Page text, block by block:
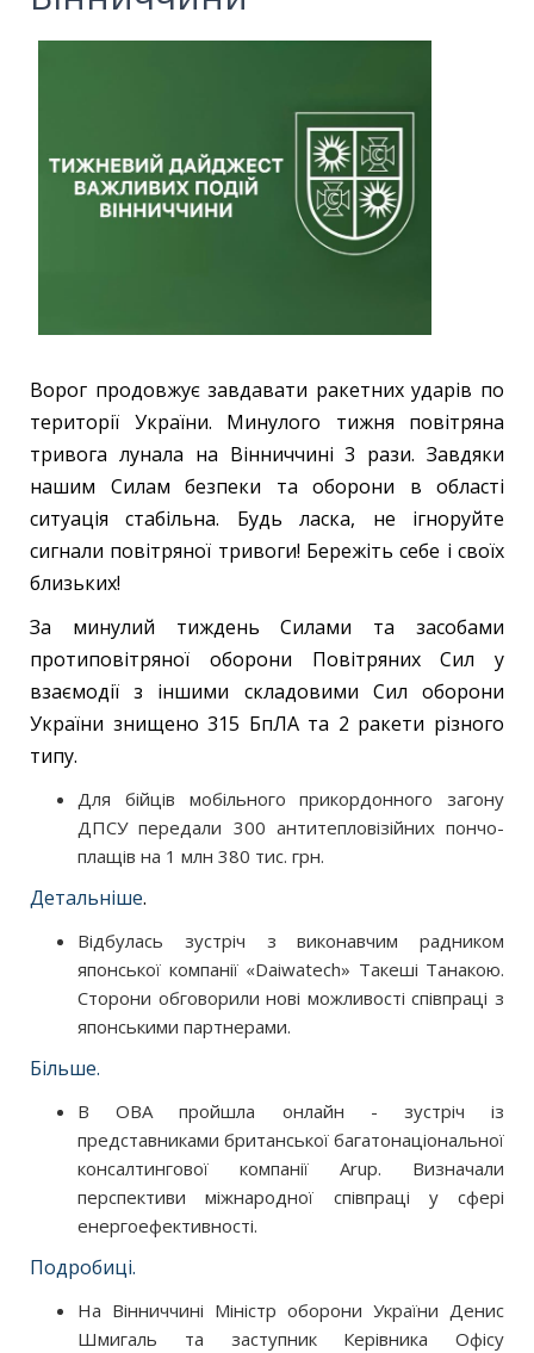
Ворог продовжує завдавати ракетних ударів по
території України. Минулого тижня повітряна
тривога лунала на Вінниччині 3 рази. Завдяки
нашим Силам безпеки та оборони в області
ситуація стабільна. Будь ласка, не ігноруйте
сигнали повітряної тривоги! Бережіть себе і своїх
близьких!
За минулий тиждень Силами та засобами
протиповітряної оборони Повітряних Сил у
взаємодії з іншими складовими Сил оборони
України знищено 315 БпЛА та 2 ракети різного
типу.
Для бійців мобільного прикордонного загону
ДПСУ передали 300 антитепловізійних пончо-
плащів на 1 млн 380 тис. грн.
Детальніше.
Відбулась зустріч з виконавчим радником
японської компанії «Daiwatech» Такеші Танакою.
Сторони обговорили нові можливості співпраці з
японськими партнерами.
Більше.
В ОВА пройшла онлайн - зустріч із
представниками британської багатонаціональної
консалтингової компанії Arup. Визначали
перспективи міжнародної співпраці у сфері
енергоефективності.
Подробиці.
На Вінниччині Міністр оборони України Денис
Шмигаль та заступник Керівника Офісу